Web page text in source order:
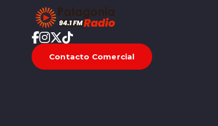
Contacto Comercial